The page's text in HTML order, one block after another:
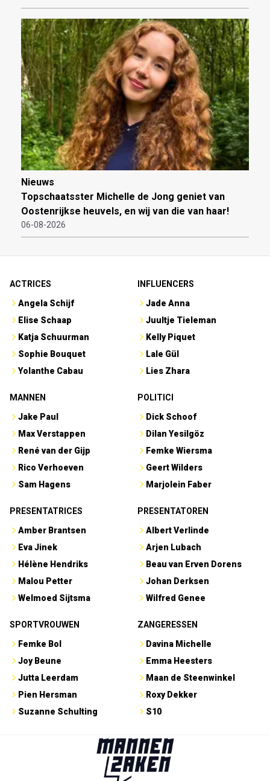
Nieuws
Topschaatsster Michelle de Jong geniet van
Oostenrijkse heuvels, en wij van die van haar!
06-08-2026
ACTRICES
Angela Schijf
Elise Schaap
Katja Schuurman
Sophie Bouquet
Yolanthe Cabau
INFLUENCERS
Jade Anna
Juultje Tieleman
Kelly Piquet
Lale Gül
Lies Zhara
MANNEN
Jake Paul
Max Verstappen
René van der Gijp
Rico Verhoeven
Sam Hagens
POLITICI
Dick Schoof
Dilan Yesilgöz
Femke Wiersma
Geert Wilders
Marjolein Faber
PRESENTATRICES
Amber Brantsen
Eva Jinek
Hélène Hendriks
Malou Petter
Welmoed Sijtsma
PRESENTATOREN
Albert Verlinde
Arjen Lubach
Beau van Erven Dorens
Johan Derksen
Wilfred Genee
SPORTVROUWEN
Femke Bol
Joy Beune
Jutta Leerdam
Pien Hersman
Suzanne Schulting
ZANGERESSEN
Davina Michelle
Emma Heesters
Maan de Steenwinkel
Roxy Dekker
S10